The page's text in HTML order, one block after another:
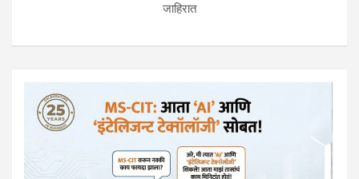
जाहिरात